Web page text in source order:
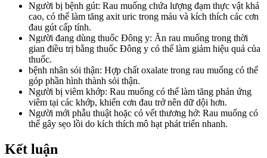
Người bị bệnh gút: Rau muống chứa lượng đạm thực vật khá
cao, có thể làm tăng axit uric trong máu và kíc‌h thí‌ch các cơn
đau gút cấp tính.
Người đang dùng thuốc Đông y: Ăn rau muống trong thời
gian điều trị bằng thuốc Đông y có thể làm giảm hiệu quả của
thuốc.
bệnh nhân sỏi thận: Hợp chất oxalate trong rau muống có thể
góp phần hình thành sỏi thận.
Người bị viêm khớp: Rau muống có thể làm tăng phản ứng
viêm tại các khớp, khiến cơn đau trở nên dữ dội hơn.
Người mới phẫu thuật hoặc có vết thương hở: Rau muống có
thể gây sẹo lồi do kíc‌h thí‌ch mô hạt phát triển nhanh.
Kết luận